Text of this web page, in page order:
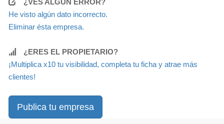
He visto algún dato incorrecto.
Eliminar ésta empresa.
¿ERES EL PROPIETARIO?
¡Multiplica x10 tu visibilidad, completa tu ficha y atrae más
clientes!
Publica tu empresa